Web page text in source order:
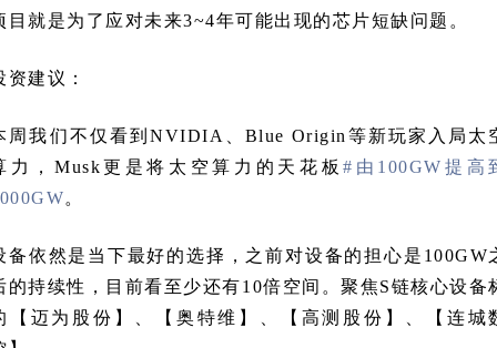
目就是为了应对未来3~4年可能出现的芯片短缺问题。
资建议：
周我们不仅看到NVIDIA、Blue Origin等新玩家入局太
力，Musk更是将太空算力的天花板#由100GW提高
。
备依然是当下最好的选择，之前对设备的担心是100GW
的持续性，目前看至少还有10倍空间。聚焦S链核心设备
【迈为股份】、【奥特维】、【高测股份】、【连城